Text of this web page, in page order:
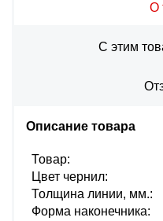
О
С этим
Описание товара
Товар:
Цвет чернил:
Толщина линии, мм.:
Форма наконечника: